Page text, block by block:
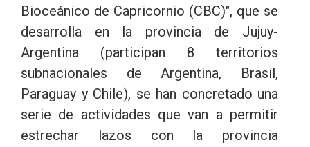
Bioceánico de Capricornio (CBC)", que se
desarrolla en la provincia de Jujuy-
Argentina (participan 8 territorios
subnacionales de Argentina, Brasil,
Paraguay y Chile), se han concretado una
serie de actividades que van a permitir
estrechar lazos con la provincia